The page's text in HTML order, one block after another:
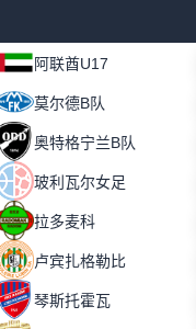
阿联酋U17
莫尔德B队
奥特格宁兰B队
玻利瓦尔女足
拉多麦科
卢宾扎格勒比
琴斯托霍瓦